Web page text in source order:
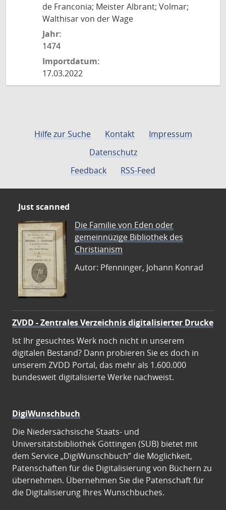
de Franconia; Meister Albrant; Volmar;
Walthisar von der Wage
Jahr:
1474
Importdatum:
17.03.2022
Hilfe zur Suche Kontakt
Impressum
Datenschutz
Feedback
RSS-Feed
Just scanned
Die Familie von Eden oder
gemeinnüzige Bibliothek des
Christianism
Autor: Pfenninger, Johann Konrad
ZVDD - Zentrales Verzeichnis digitalisierter Drucke
Ist Ihr gesuchtes Werk noch nicht in unserem
digitalen Bestand? Dann probieren Sie es doch in
unserem ZVDD Portal, das mehr als 1.600.000
bundesweit digitalisierte Werke nachweist.
DigiWunschbuch
Die Niedersächsische Staats- und
Universitätsbibliothek Göttingen (SUB) bietet mit
dem Service „DigiWunschbuch” die Möglichkeit,
Patenschaften für die Digitalisierung von Büchern zu
übernehmen. Übernehmen Sie die Patenschaft für
die Digitalisierung Ihres Wunschbuches.